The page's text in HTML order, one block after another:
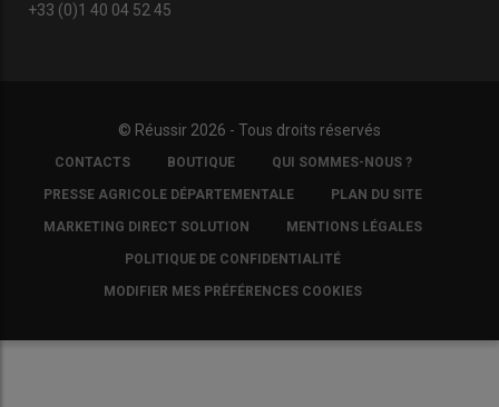
+33 (0)1 40 04 52 45
© Réussir 2026 - Tous droits réservés
FOOTER
COPYRIGHT
CONTACTS BOUTIQUE QUI SOMMES-NOUS ?
PRESSE AGRICOLE DÉPARTEMENTALE PLAN DU SITE
MARKETING DIRECT SOLUTION MENTIONS LÉGALES
POLITIQUE DE CONFIDENTIALITÉ
MODIFIER MES PRÉFÉRENCES COOKIES